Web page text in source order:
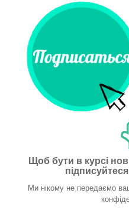
Щоб бути в курсі
Ми нікому не передаємо